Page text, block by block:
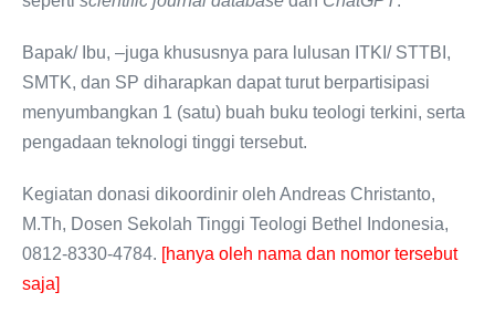
Bapak/ Ibu, –juga khususnya para lulusan ITKI/ STTBI,
SMTK, dan SP diharapkan dapat turut berpartisipasi
menyumbangkan 1 (satu) buah buku teologi terkini, serta
pengadaan teknologi tinggi tersebut.
Kegiatan donasi dikoordinir oleh Andreas Christanto,
M.Th, Dosen Sekolah Tinggi Teologi Bethel Indonesia,
0812-8330-4784. [hanya oleh nama dan nomor tersebut
saja]